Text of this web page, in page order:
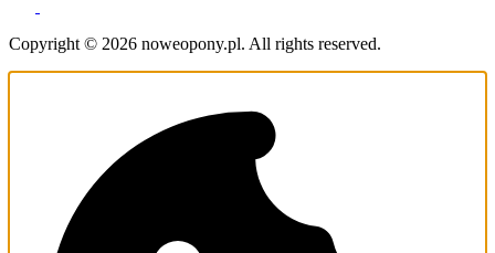
Copyright © 2026 noweopony.pl. All rights reserved.